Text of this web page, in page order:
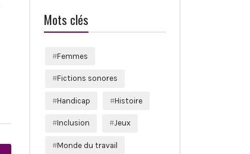
Mots clés
Femmes
Fictions sonores
Handicap Histoire
Inclusion Jeux
Monde du travail